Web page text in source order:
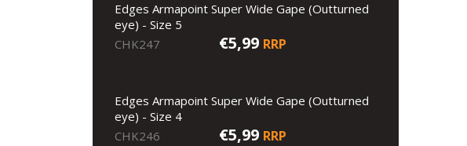
Edges Armapoint Super Wide Gape (Outturned
eye) - Size 5
CHK247
€5,99 RRP
Edges Armapoint Super Wide Gape (Outturned
eye) - Size 4
CHK246
€5,99 RRP